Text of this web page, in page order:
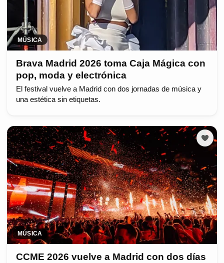
MÚSICA
Brava Madrid 2026 toma Caja Mágica con
pop, moda y electrónica
El festival vuelve a Madrid con dos jornadas de música y
una estética sin etiquetas.
MÚSICA
CCME 2026 vuelve a Madrid con dos días